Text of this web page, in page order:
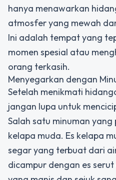
hanya menawarkan
atmosfer yang mewah
Ini adalah tempat yang
momen spesial atau
orang terkasih.
Menyegarkan dengan
Setelah menikmati
jangan lupa untuk
Salah satu minuman
kelapa muda. Es kelapa
segar yang terbuat dari
dicampur dengan es